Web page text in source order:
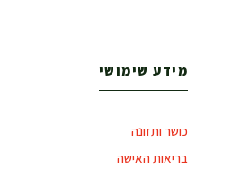
מידע שימושי
כושר ותזונה
בריאות האישה